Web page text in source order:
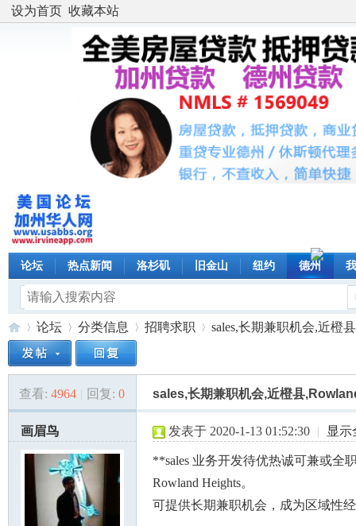
设为首页 收藏本站
论坛 热点新闻 洛杉矶 旧金山 纽约 德州
美»
论坛
›
分类信息 招聘求职
›
sales,长期兼职机会,近橙
查看: 4964 | 回复: 0 sales,长期兼职机会,近橙县
画眉鸟 发表于 2020-1-13 01:52:30 | 显示
**sales 业务开发待优热诚可兼或全
Rowland Heights。
可提供长期兼职机会，成为区域性